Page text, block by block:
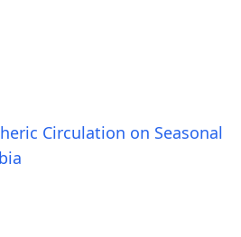
Circulation on Seasonal